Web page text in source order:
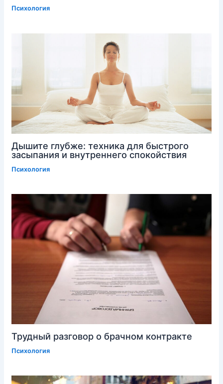
Психология
Дышите глубже: техника для быстрого
засыпания и внутреннего спокойствия
Психология
Трудный разговор о брачном контракте
Психология